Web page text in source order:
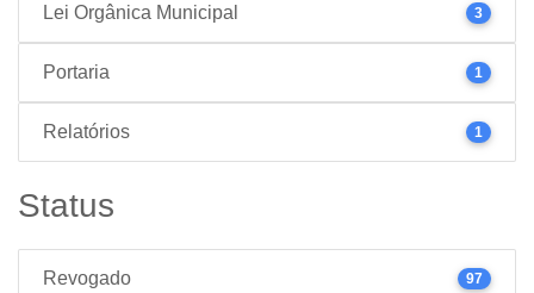
Lei Orgânica Municipal 3
Portaria 1
Relatórios 1
Status
Revogado 97